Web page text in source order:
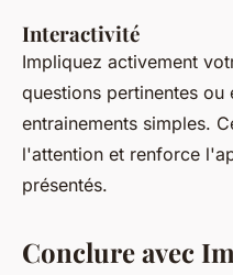
Interactivité
Impliquez activement
questions pertinentes ou
entrainements simples.
l'attention et renforce
présentés.
Conclure avec